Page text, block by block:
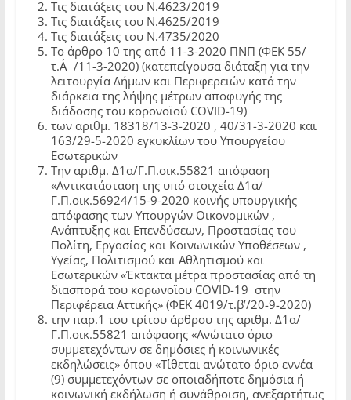
Τις διατάξεις του Ν.4623/2019
Τις διατάξεις του Ν.4625/2019
Τις διατάξεις του Ν.4735/2020
Το άρθρο 10 της από 11-3-2020 ΠΝΠ (ΦΕΚ 55/
τ.Α΄/11-3-2020) (κατεπείγουσα διάταξη για την
λειτουργία Δήμων και Περιφερειών κατά την
διάρκεια της λήψης μέτρων αποφυγής της
διάδοσης του κορονοϊού COVID-19)
των αριθμ. 18318/13-3-2020 , 40/31-3-2020 και
163/29-5-2020 εγκυκλίων του Υπουργείου
Εσωτερικών
Την αριθμ. Δ1α/Γ.Π.οικ.55821 απόφαση
«Αντικατάσταση της υπό στοιχεία Δ1α/
Γ.Π.οικ.56924/15-9-2020 κοινής υπουργικής
απόφασης των Υπουργών Οικονομικών ,
Ανάπτυξης και Επενδύσεων, Προστασίας του
Πολίτη, Εργασίας και Κοινωνικών Υποθέσεων ,
Υγείας, Πολιτισμού και Αθλητισμού και
Εσωτερικών «Έκτακτα μέτρα προστασίας από τη
διασπορά του κορωνοϊου COVID-19 στην
Περιφέρεια Αττικής» (ΦΕΚ 4019/τ.β’/20-9-2020)
την παρ.1 του τρίτου άρθρου της αριθμ. Δ1α/
Γ.Π.οικ.55821 απόφασης «Ανώτατο όριο
συμμετεχόντων σε δημόσιες ή κοινωνικές
εκδηλώσεις» όπου «Τίθεται ανώτατο όριο εννέα
(9) συμμετεχόντων σε οποιαδήποτε δημόσια ή
κοινωνική εκδήλωση ή συνάθροιση, ανεξαρτήτως